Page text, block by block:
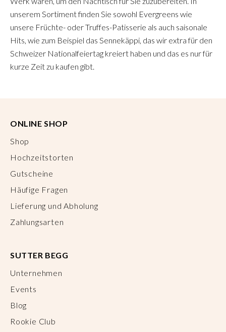
unserem Sortiment finden Sie sowohl Evergreens wie
unsere Früchte- oder Truffes-Patisserie als auch saisonale
Hits, wie zum Beispiel das Sennekäppi, das wir extra für den
Schweizer Nationalfeiertag kreiert haben und das es nur für
kurze Zeit zu kaufen gibt.
ONLINE SHOP
Shop
Hochzeitstorten
Gutscheine
Häufige Fragen
Lieferung und Abholung
Zahlungsarten
SUTTER BEGG
Unternehmen
Events
Blog
Rookie Club